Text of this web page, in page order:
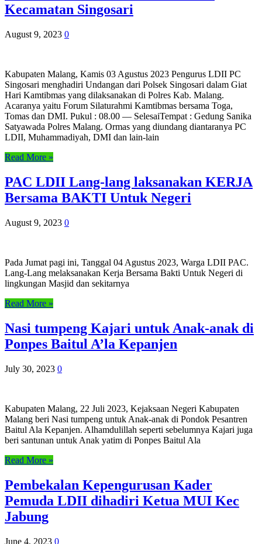
Kecamatan Singosari
August 9, 2023 0
Kabupaten Malang, Kamis 03 Agustus 2023 Pengurus LDII PC
Singosari menghadiri Undangan dari Polsek Singosari dalam Giat
Hari Kamtibmas yang dilaksanakan di Polres Kab. Malang.
Acaranya yaitu Forum Silaturahmi Kamtibmas bersama Toga,
Tomas dan DMI. Pukul : 08.00 — SelesaiTempat : Gedung Sanika
Satyawada Polres Malang. Ormas yang diundang diantaranya PC
LDII, Muhammadiyah, DMI dan lain-lain
Read More »
PAC LDII Lang-lang laksanakan KERJA
Bersama BAKTI Untuk Negeri
August 9, 2023 0
Pada Jumat pagi ini, Tanggal 04 Agustus 2023, Warga LDII PAC.
Lang-Lang melaksanakan Kerja Bersama Bakti Untuk Negeri di
lingkungan Masjid dan sekitarnya
Read More »
Nasi tumpeng Kajari untuk Anak-anak di
Ponpes Baitul A’la Kepanjen
July 30, 2023 0
Kabupaten Malang, 22 Juli 2023, Kejaksaan Negeri Kabupaten
Malang beri Nasi tumpeng untuk Anak-anak di Pondok Pesantren
Baitul Ala Kepanjen. Alhamdulillah seperti sebelumnya Kajari juga
beri santunan untuk Anak yatim di Ponpes Baitul Ala
Read More »
Pembekalan Kepengurusan Kader
Pemuda LDII dihadiri Ketua MUI Kec
Jabung
June 4, 2023 0